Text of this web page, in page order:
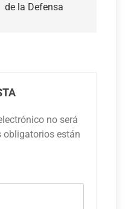
de la Defensa
no será
obligatorios están